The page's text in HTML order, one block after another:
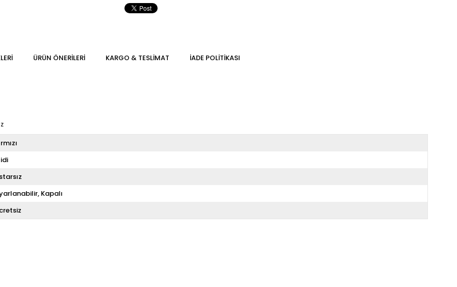
ÜRÜN ÖNERILERI KARGO & TESLIMAT İADE POLITIKASI
Kapalı